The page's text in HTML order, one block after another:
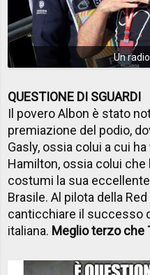
Un
QUESTIONE DI SGUARDI
Il povero Albon è stato
premiazione del podio,
Gasly, ossia colui a cui
Hamilton, ossia colui che
costumi la sua
Brasile. Al pilota della
canticchiare il successo
italiana. Meglio terzo che